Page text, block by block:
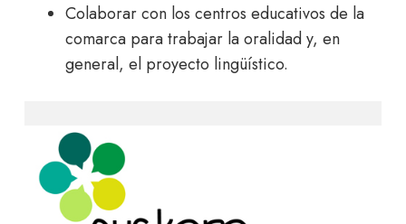
Colaborar con los centros educativos de la
comarca para trabajar la oralidad y, en
general, el proyecto lingüístico.